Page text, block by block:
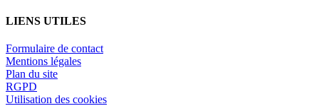
LIENS UTILES
Formulaire de contact
Mentions légales
Plan du site
RGPD
Utilisation des cookies